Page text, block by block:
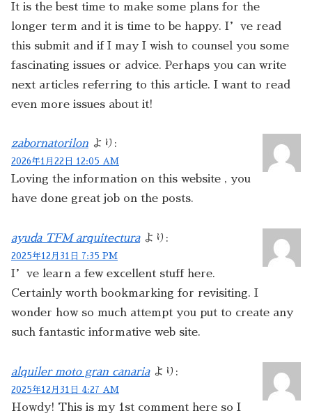
It is the best time to make some plans for the
longer term and it is time to be happy. I’ve read
this submit and if I may I wish to counsel you some
fascinating issues or advice. Perhaps you can write
next articles referring to this article. I want to read
even more issues about it!
zabornatorilon より:
2026年1月22日 12:05 AM
Loving the information on this website , you
have done great job on the posts.
ayuda TFM arquitectura より:
2025年12月31日 7:35 PM
I’ve learn a few excellent stuff here.
Certainly worth bookmarking for revisiting. I
wonder how so much attempt you put to create any
such fantastic informative web site.
alquiler moto gran canaria より:
2025年12月31日 4:27 AM
Howdy! This is my 1st comment here so I